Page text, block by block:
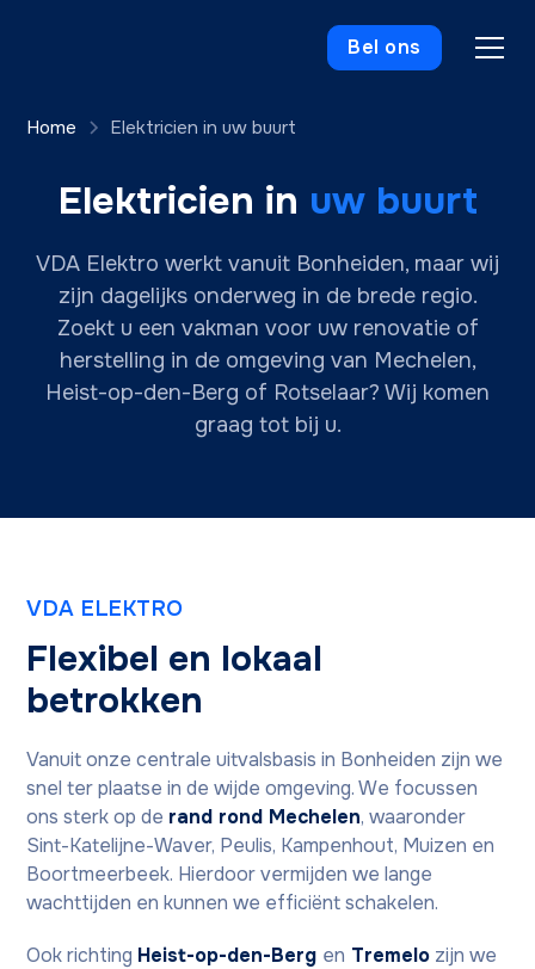
Bel ons
Home Elektricien in uw buurt
Elektricien in uw buurt
VDA Elektro werkt vanuit Bonheiden, maar wij
zijn dagelijks onderweg in de brede regio.
Zoekt u een vakman voor uw renovatie of
herstelling in de omgeving van Mechelen,
Heist-op-den-Berg of Rotselaar? Wij komen
graag tot bij u.
VDA ELEKTRO
Flexibel en lokaal
betrokken
Vanuit onze centrale uitvalsbasis in Bonheiden zijn we
snel ter plaatse in de wijde omgeving. We focussen
ons sterk op de rand rond Mechelen, waaronder
Sint-Katelijne-Waver, Peulis, Kampenhout, Muizen en
Boortmeerbeek. Hierdoor vermijden we lange
wachttijden en kunnen we efficiënt schakelen.
Ook richting Heist-op-den-Berg en Tremelo zijn we